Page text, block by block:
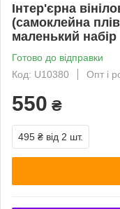
Інтер'єрна
(самоклейна
маленький набір
Готово до відправки
Код: U10380
Опт і
550 ₴
495 ₴ від 2 шт.